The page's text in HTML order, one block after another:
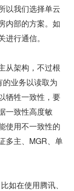
以我们选择单云
内部的方案。如
行通信。
从架构，不过根
业务以读取为
牺牲一致性，要
一致性高度敏
使用不一致性的
多主、MGR、单
如在使用腾讯、